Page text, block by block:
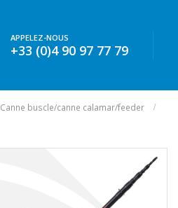
APPELEZ-NOUS
+33 (0)4 90 97 77 79
Canne buscle/canne calamar/feeder